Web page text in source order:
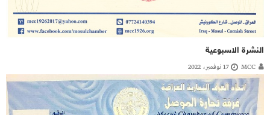
النشرة الاسبوعية
MCC 17 نوفمبر، 2022